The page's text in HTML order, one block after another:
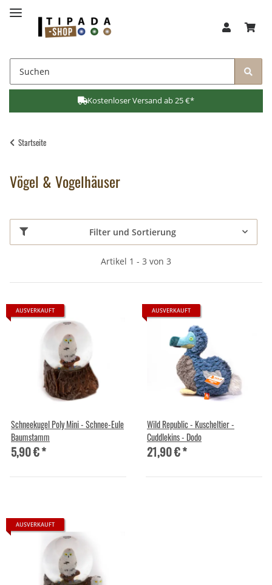
Kostenloser Versand ab 25 €*
Startseite
Vögel & Vogelhäuser
Filter und Sortierung
Artikel 1 - 3 von 3
AUSVERKAUFT
Schneekugel Poly Mini - Schnee-Eule
Baumstamm
5,90 €*
AUSVERKAUFT
Wild Republic - Kuscheltier -
Cuddlekins - Dodo
21,90 €*
AUSVERKAUFT